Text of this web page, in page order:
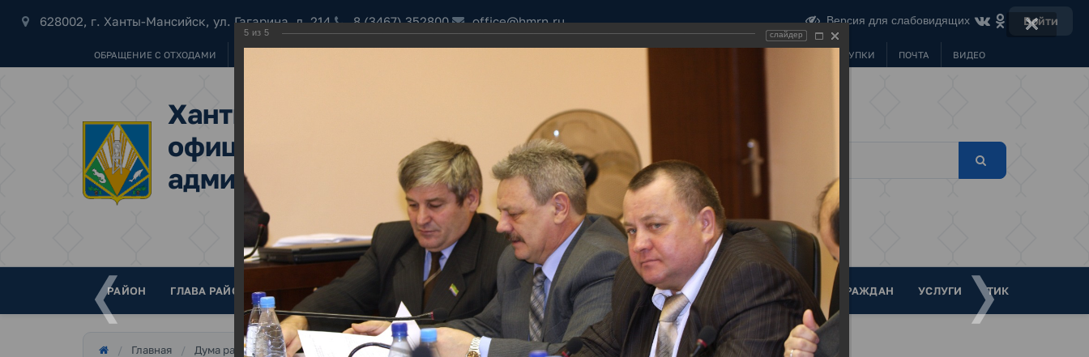
628002, г. Ханты-Мансийск, ул. Гагарина, д. 214 8 (3467) 352800 office@hmrn.ru Версия для слабовидящих Войти
ОБРАЩЕНИЕ С ОТХОДАМИ МУНИЦИПАЛЬНЫЕ ЗАКУПКИ ПОЧТА ВИДЕО
Ханты-Мансийский район,
официальный сайт
администрации
РАЙОН ГЛАВА РАЙОНА ДУМА АДМИНИСТРАЦИЯ ДОКУМЕНТЫ КОНТРОЛЬНО-СЧЕТНАЯ ПАЛАТА ОБРАЩЕНИЯ ГРАЖДАН УСЛУГИ ТИК
Главная Дума района . Фотоальбом Депутатская деятельность 4 созыв
5 из 5 слайдер